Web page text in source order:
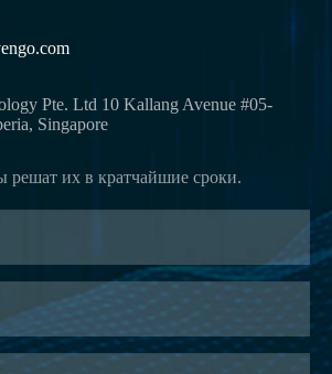
Pte. Ltd 10 Kallang Avenue #05-
Singapore
решат их в кратчайшие сроки.